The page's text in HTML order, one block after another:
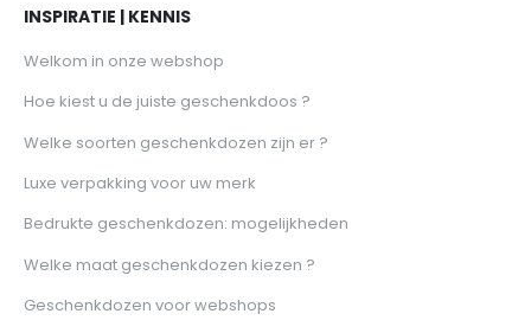
INSPIRATIE | KENNIS
Welkom in onze webshop
Hoe kiest u de juiste geschenkdoos ?
Welke soorten geschenkdozen zijn er ?
Luxe verpakking voor uw merk
Bedrukte geschenkdozen: mogelijkheden
Welke maat geschenkdozen kiezen ?
Geschenkdozen voor webshops